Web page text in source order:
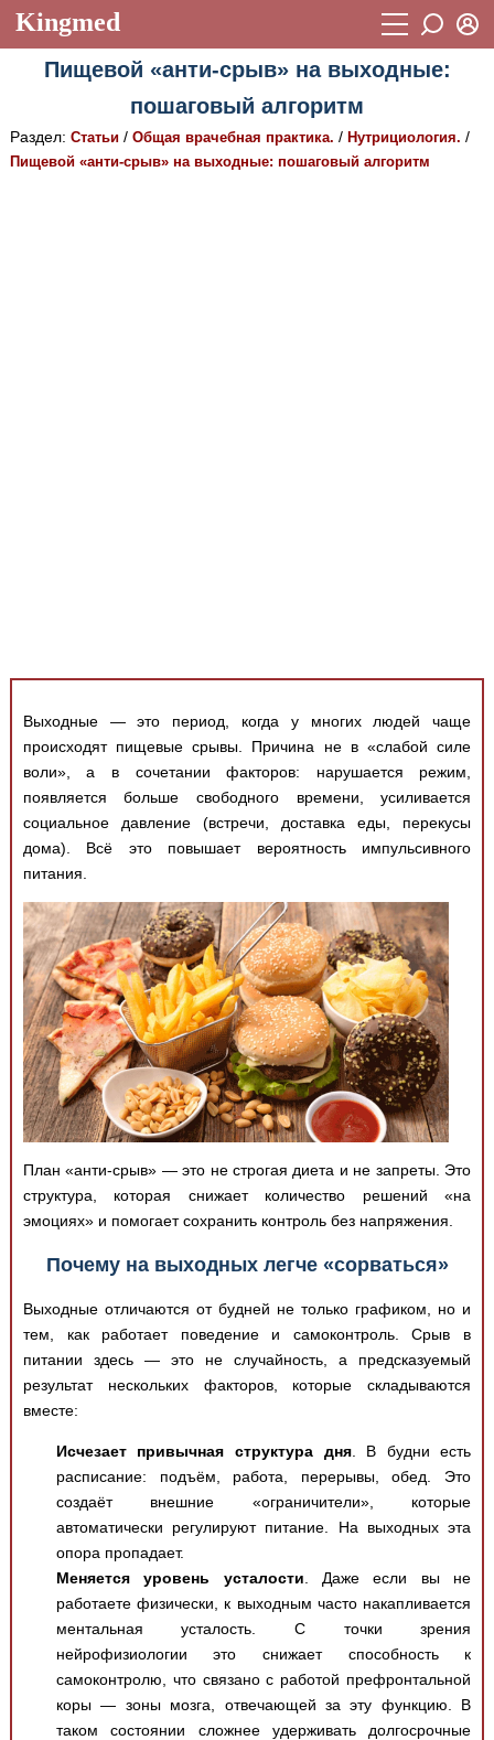
Kingmed
Учебный материал
Видеогалерея 899
Фотогалерея (1906)
Пароль
Пищевой «анти-срыв» на выходные:
пошаговый алгоритм
Раздел: Статьи/ Общая врачебная практика. / Нутрициология. /
Пищевой «анти-срыв» на выходные: пошаговый алгоритм
Выходные — это период, когда у многих людей чаще
происходят пищевые срывы. Причина не в «слабой силе
воли», а в сочетании факторов: нарушается режим,
появляется больше свободного времени, усиливается
социальное давление (встречи, доставка еды, перекусы
дома). Всё это повышает вероятность импульсивного
питания.
План «анти-срыв» — это не строгая диета и не запреты. Это
структура, которая снижает количество решений «на
эмоциях» и помогает сохранить контроль без напряжения.
Почему на выходных легче «сорваться»
Выходные отличаются от будней не только графиком, но и
тем, как работает поведение и самоконтроль. Срыв в
питании здесь — это не случайность, а предсказуемый
результат нескольких факторов, которые складываются
вместе:
Исчезает привычная структура дня. В будни есть
расписание: подъём, работа, перерывы, обед. Это
создаёт внешние «ограничители», которые
автоматически регулируют питание. На выходных эта
опора пропадает.
Меняется уровень усталости . Даже если вы не
работаете физически, к выходным часто накапливается
ментальная усталость. С точки зрения
нейрофизиологии это снижает способность к
самоконтролю, что связано с работой префронтальной
коры — зоны мозга, отвечающей за эту функцию. В
таком состоянии сложнее удерживать долгосрочные